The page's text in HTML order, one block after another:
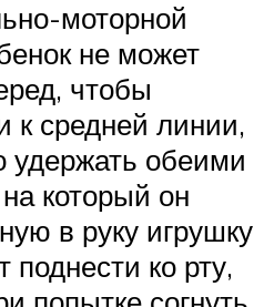
моторной
не может
чтобы
к средней линии,
удержать обеими
который он
в руку игрушку
поднести ко рту,